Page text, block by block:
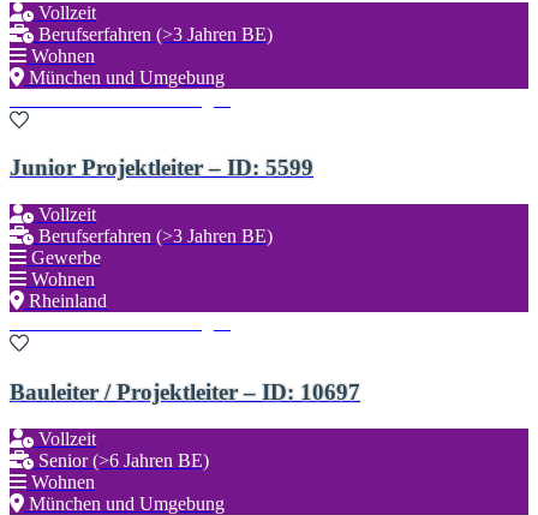
Vollzeit
Berufserfahren (>3 Jahren BE)
Wohnen
München und Umgebung
Junior Projektleiter – ID: 5599
Vollzeit
Berufserfahren (>3 Jahren BE)
Gewerbe
Wohnen
Rheinland
Bauleiter / Projektleiter – ID: 10697
Vollzeit
Senior (>6 Jahren BE)
Wohnen
München und Umgebung